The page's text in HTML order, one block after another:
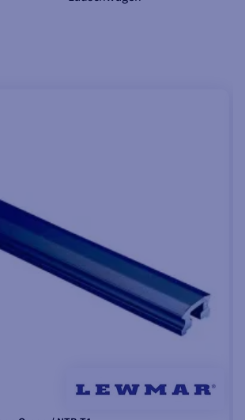
Freie Ausrichtung des
Zugpunktes
Bessere Ausrichtung,
wenn sich der
Schotwinkel ändert
Geeignete Lösung für